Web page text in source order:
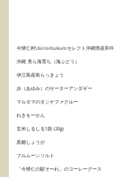
今帰仁村Usinoibukuroセレクト沖縄県産和牛
沖縄 美ら海育ち（海ぶどう）
伊江島産島らっきょう
歩（あゆみ）のサーターアンダギー
マルタマのタンナファクルー
れきをーかん
玄米しるしる1袋 (20g)
黒糖しょうが
フルムーンソルト
「今帰仁の駅そ〜れ」のコーレーグース